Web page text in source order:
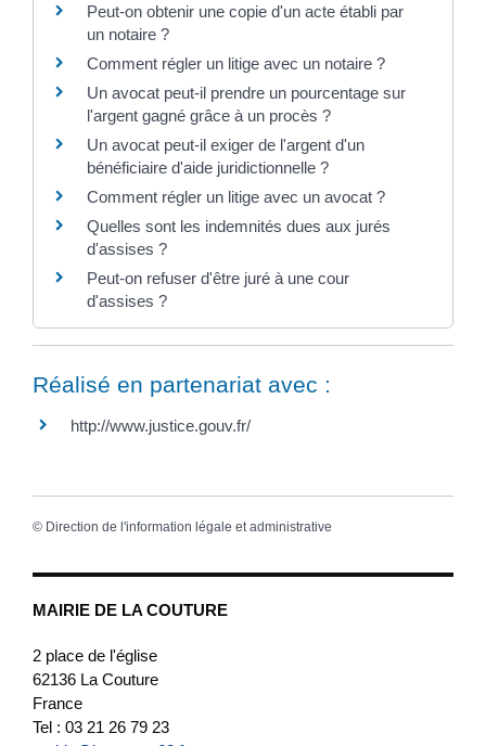
MAIRIE DE LA COUTURE
2 place de l'église
62136 La Couture
France
Tel : 03 21 26 79 23
Peut-on obtenir une copie d'un acte établi par
un notaire ?
Comment régler un litige avec un notaire ?
Un avocat peut-il prendre un pourcentage sur
l'argent gagné grâce à un procès ?
Un avocat peut-il exiger de l'argent d'un
bénéficiaire d'aide juridictionnelle ?
Comment régler un litige avec un avocat ?
Quelles sont les indemnités dues aux jurés
d'assises ?
Peut-on refuser d'être juré à une cour
d'assises ?
Réalisé en partenariat avec :
http://www.justice.gouv.fr/
© Direction de l'information légale et administrative